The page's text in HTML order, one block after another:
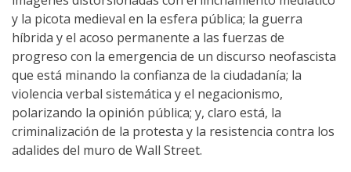
y la picota medieval en la esfera pública; la guerra
híbrida y el acoso permanente a las fuerzas de
progreso con la emergencia de un discurso neofascista
que está minando la confianza de la ciudadanía; la
violencia verbal sistemática y el negacionismo,
polarizando la opinión pública; y, claro está, la
criminalización de la protesta y la resistencia contra los
adalides del muro de Wall Street.